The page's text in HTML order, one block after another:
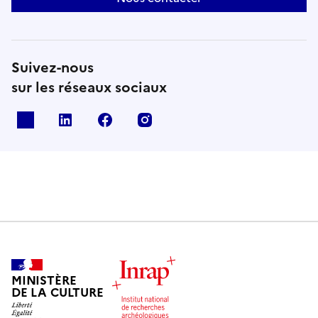
Suivez-nous
sur les réseaux sociaux
Linkedin Facebook
MINISTÈRE
DE LA CULTURE